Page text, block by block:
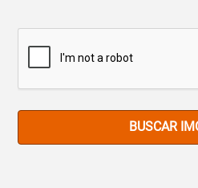
BUSCAR